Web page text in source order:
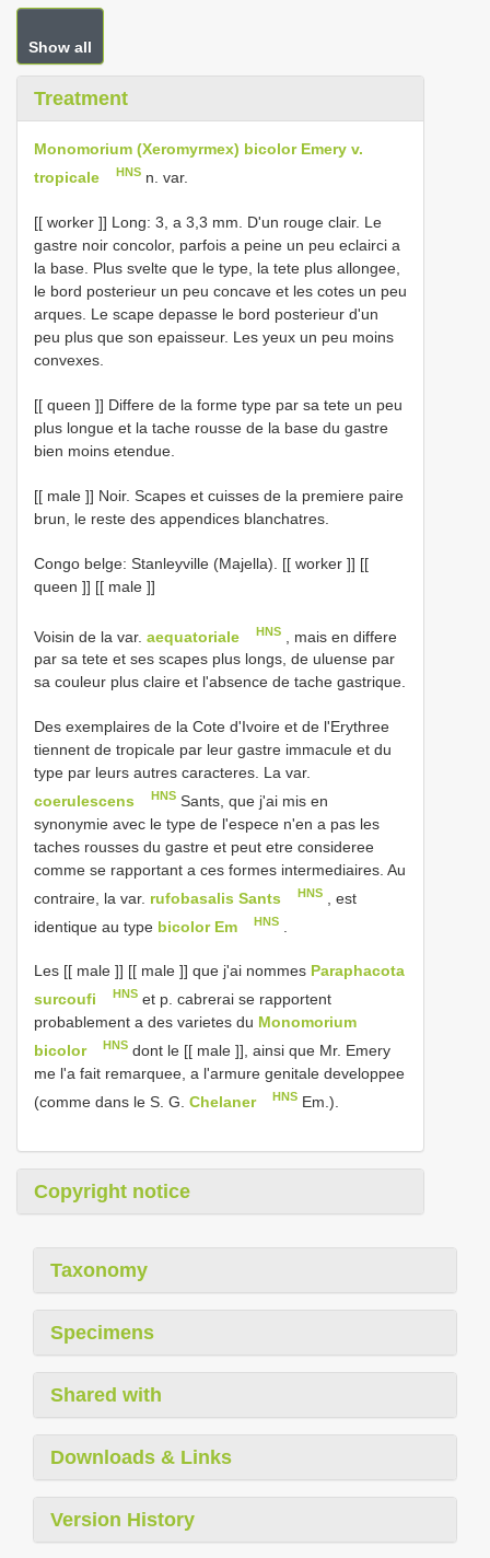
Show all
Treatment
Monomorium (Xeromyrmex) bicolor Emery v.
tropicale
HNS n. var.
[[ worker ]] Long: 3, a 3,3 mm. D'un rouge clair. Le
gastre noir concolor, parfois a peine un peu eclairci a
la base. Plus svelte que le type, la tete plus allongee,
le bord posterieur un peu concave et les cotes un peu
arques. Le scape depasse le bord posterieur d'un
peu plus que son epaisseur. Les yeux un peu moins
convexes.
[[ queen ]] Differe de la forme type par sa tete un peu
plus longue et la tache rousse de la base du gastre
bien moins etendue.
[[ male ]] Noir. Scapes et cuisses de la premiere paire
brun, le reste des appendices blanchatres.
Congo belge: Stanleyville (Majella). [[ worker ]] [[
queen ]] [[ male ]]
Voisin de la var. aequatoriale HNS
, mais en differe
par sa tete et ses scapes plus longs, de uluense par
sa couleur plus claire et l'absence de tache gastrique.
Des exemplaires de la Cote d'Ivoire et de l'Erythree
tiennent de tropicale par leur gastre immacule et du
type par leurs autres caracteres. La var.
coerulescens
HNS Sants, que j'ai mis en
synonymie avec le type de l'espece n'en a pas les
taches rousses du gastre et peut etre consideree
comme se rapportant a ces formes intermediaires. Au
contraire, la var. rufobasalis Sants HNS
, est
identique au type bicolor Em HNS
Les [[ male ]] [[ male ]] que j'ai nommes Paraphacota
surcoufi
HNS et p. cabrerai se rapportent
probablement a des varietes du Monomorium
bicolor
HNS dont le [[ male ]], ainsi que Mr. Emery
me l'a fait remarquee, a l'armure genitale developpee
(comme dans le S. G. Chelaner HNS Em.).
Copyright notice
Taxonomy
Specimens
Shared with
Downloads & Links
Version History